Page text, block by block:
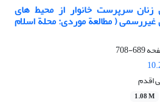
زنان سرپرست خانوار از محیط ‏های
( مطالعة موردی: محلة اسلام‏
689-708
اقدم
1.08 M